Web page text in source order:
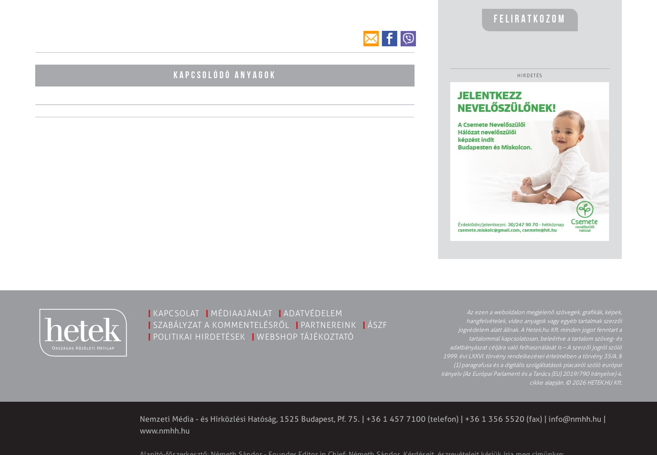
KAPCSOLÓDÓ ANYAGOK HIRDETÉS
KAPCSOLAT MÉDIAAJÁNLAT
ADATVÉDELEM
SZABÁLYZAT A KOMMENTELÉSRŐL
PARTNEREINK
ÁSZF
POLITIKAI HIRDETÉSEK
WEBSHOP TÁJÉKOZTATÓ
Az ezen a weboldalon megjelenő szövegek, grafikák, képek,
hangfelvételek, video anyagok vagy egyéb tartalmak szerzői
jogvédelem alatt állnak. A Hetek.hu Kft. minden jogot fenntart a
tartalommal kapcsolatosan, beleértve a tartalom szöveg- és
adatbányászat céljára való felhasználását is – A szerzői jogról szóló
1999. évi LXXVI. törvény rendelkezései értelmében a törvény 35/A. §
(1) paragrafusa és a digitális szolgáltatások piacairól szóló európai
irányelv (Az Európai Parlament és a Tanács (EU) 2019/790 Irányelve) 4.
cikke alapján. © 2026 HETEK.HU Kft.
Nemzeti Média - és Hírközlési Hatóság, 1525 Budapest, Pf. 75. | +36 1 457 7100 (telefon) | +36 1 356 5520 (fax) | info@nmhh.hu
www.nmhh.hu